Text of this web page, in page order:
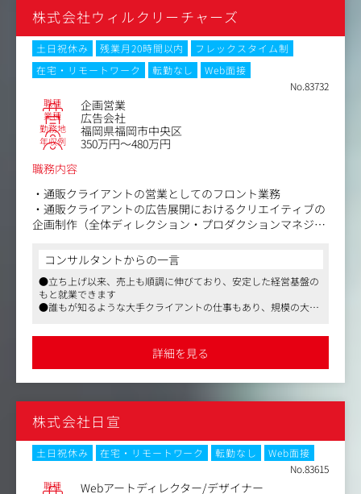
株式会社ウィルクリーチャーズ
土日祝休み 残業月20時間以内
フレックスタイム制
在宅・リモートワーク
転勤なし
Web面接
No.83732
職種 企画営業
業種 広告会社
勤務地 福岡県福岡市中央区
年収例
350万円～480万円
職務内容
・通販クライアントの営業としてのフロント業務
・通販クライアントの広告展開におけるクリエイティブの
企画制作（全体ディレクション・プロダクションマネジメ
※クリエイティブについては、オフライン広告が中心（イ
ンフォマーシャル・ラジオショッピング・新聞・折込）で
す。
コンサルタントからの一言
●立ち上げ以来、売上も順調に伸びており、安定した経営基盤の
もと就業できます
●誰もが知るような大手クライアントの仕事もあり、規模の大き
やりたい事を全力で応援します。特に「チャレンジすること」に
対して常に前向きな社風のため、社員の発案で自社事業が生まれ
た実績もあります
詳細を見る
株式会社日宣
土日祝休み 在宅・リモートワーク 転勤なし
Web面接
No.83615
職種 Webアートディレクター/デザイナー